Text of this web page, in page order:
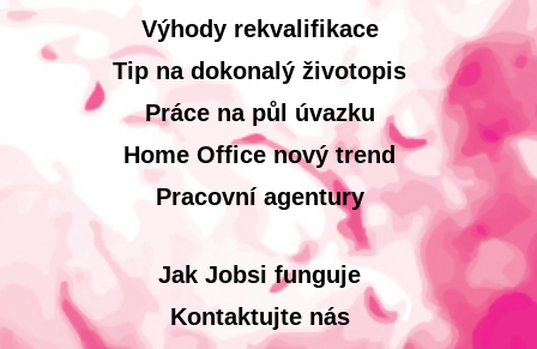
Výhody rekvalifikace
Tip na dokonalý životopis
Práce na půl úvazku
Home Office nový trend
Pracovní agentury
Jak Jobsi funguje
Kontaktujte nás